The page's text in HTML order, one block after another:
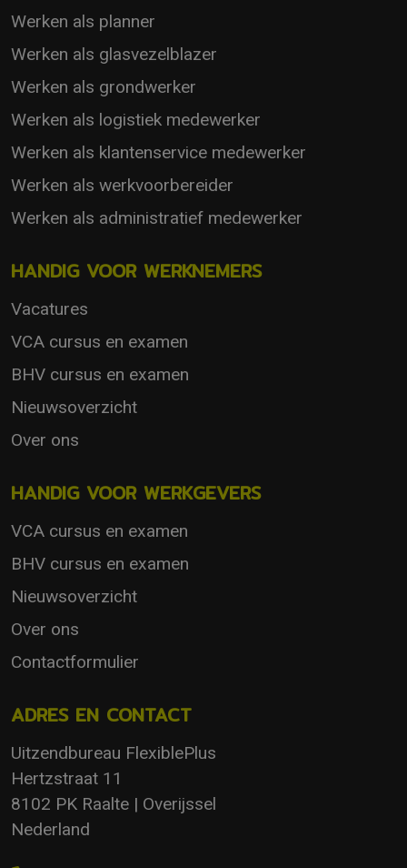
Werken als planner
Werken als glasvezelblazer
Werken als grondwerker
Werken als logistiek medewerker
Werken als klantenservice medewerker
Werken als werkvoorbereider
Werken als administratief medewerker
HANDIG VOOR WERKNEMERS
Vacatures
VCA cursus en examen
BHV cursus en examen
Nieuwsoverzicht
Over ons
HANDIG VOOR WERKGEVERS
VCA cursus en examen
BHV cursus en examen
Nieuwsoverzicht
Over ons
Contactformulier
ADRES EN CONTACT
Uitzendbureau FlexiblePlus
Hertzstraat 11
8102 PK Raalte | Overijssel
Nederland